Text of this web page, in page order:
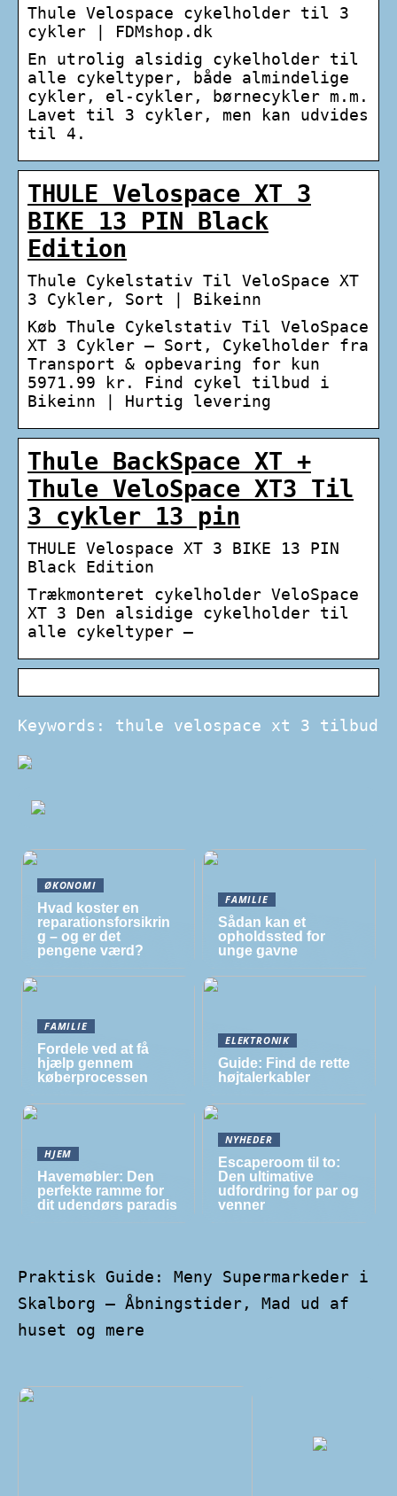
Thule Velospace cykelholder til 3
cykler | FDMshop.dk
En utrolig alsidig cykelholder til
alle cykeltyper, både almindelige
cykler, el-cykler, børnecykler m.m.
Lavet til 3 cykler, men kan udvides
til 4.
THULE Velospace XT 3
BIKE 13 PIN Black
Edition
Thule Cykelstativ Til VeloSpace XT
3 Cykler, Sort | Bikeinn
Køb Thule Cykelstativ Til VeloSpace
XT 3 Cykler – Sort, Cykelholder fra
Transport & opbevaring for kun
5971.99 kr. Find cykel tilbud i
Bikeinn | Hurtig levering
Thule BackSpace XT +
Thule VeloSpace XT3 Til
3 cykler 13 pin
THULE Velospace XT 3 BIKE 13 PIN
Black Edition
Trækmonteret cykelholder VeloSpace
XT 3 Den alsidige cykelholder til
alle cykeltyper –
Keywords: thule velospace xt 3 tilbud
ØKONOMI
Hvad koster en
reparationsforsikrin
g – og er det
pengene værd?
FAMILIE
Sådan kan et
opholdssted for
unge gavne
FAMILIE
Fordele ved at få
hjælp gennem
køberprocessen
ELEKTRONIK
Guide: Find de rette
højtalerkabler
HJEM
Havemøbler: Den
perfekte ramme for
dit udendørs paradis
NYHEDER
Escaperoom til to:
Den ultimative
udfordring for par og
venner
Praktisk Guide: Meny Supermarkeder i
Skalborg – Åbningstider, Mad ud af
huset og mere